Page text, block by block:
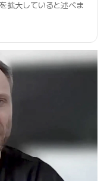
拡大していると述べま